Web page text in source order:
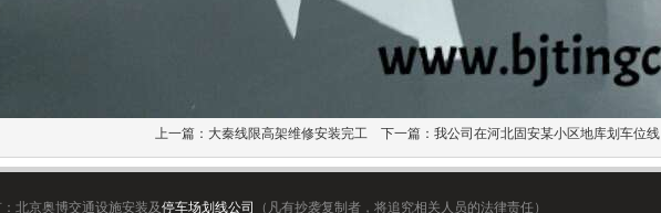
上一篇： 大秦线限高架维修安装完工 下一篇： 我公司在河北固安某小区地库划车位线
北京奥博交通设施安装及停车场划线公司 （凡有抄袭复制者，将追究相关人员的法律责任）